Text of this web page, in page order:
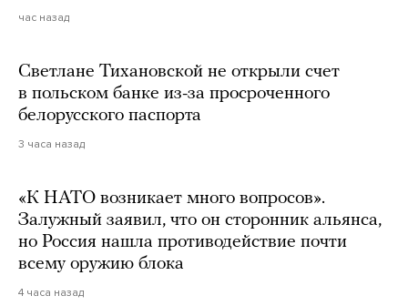
час назад
Светлане Тихановской не открыли счет
в польском банке из-за просроченного
белорусского паспорта
3 часа назад
«К НАТО возникает много вопросов».
Залужный заявил, что он сторонник альянса,
но Россия нашла противодействие почти
всему оружию блока
4 часа назад